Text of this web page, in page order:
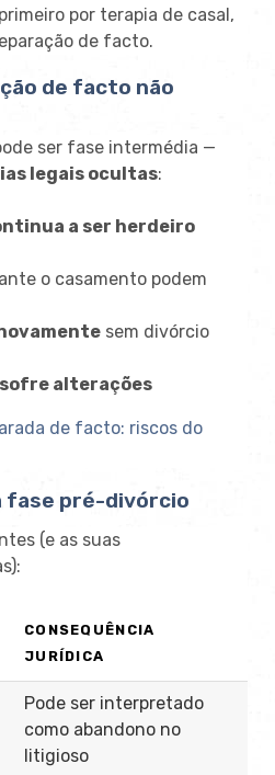
por terapia de casal,
de facto.
de facto não
ser fase intermédia —
legais ocultas:
a ser herdeiro
o casamento podem
sem divórcio
sofre alterações
de facto: riscos do
fase pré-divórcio
(e as suas
CONSEQUÊNCIA
JURÍDICA
Pode ser interpretado
como abandono no
litigioso